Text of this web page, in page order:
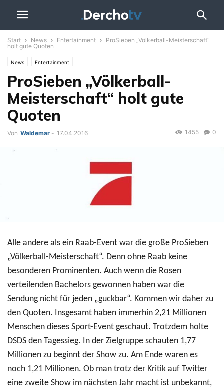
Start News Entertainment
ProSieben „Völkerball-Meisterschaft“
holt gute Quoten
News Entertainment
ProSieben „Völkerball-
Meisterschaft“ holt gute
Quoten
Von Waldemar - 17.04.2016 0
1455
Alle andere als ein Raab-Event war die große ProSieben
„Völkerball-Meisterschaft“. Denn ohne Raab keine
besonderen Prominenten. Auch wenn die Rosen
verteilenden Bachelors gewonnen haben war die
Sendung nicht für jeden „guckbar“. Kommen wir daher zu
den Quoten. Insgesamt haben immerhin 2,21 Millionen
Menschen dieses Sport-Event geschaut. Trotzdem holte
DSDS den Tagessieg. In der Zielgruppe schauten 1,77
Millionen zu beginnt der Show zu. Am Ende waren es
noch 1,21 Millionen. Ob man trotz der Kritik auf Twitter
eine zweite Show im nächsten Jahr macht ist unbekannt,